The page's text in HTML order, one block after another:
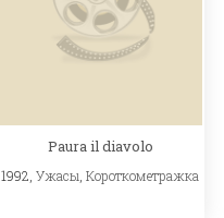
Paura il diavolo
1992,Ужасы ,Короткометражка